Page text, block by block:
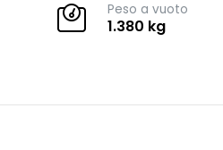
Peso a vuoto
1.380 kg